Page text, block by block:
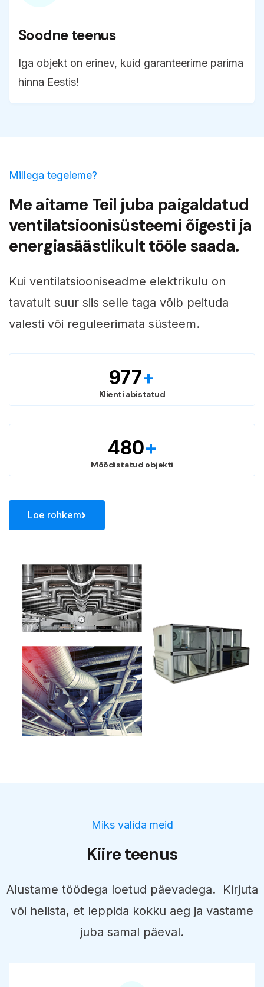
Soodne teenus
Iga objekt on erinev, kuid garanteerime parima
hinna Eestis!
Millega tegeleme?
Me aitame Teil juba paigaldatud
ventilatsioonisüsteemi õigesti ja
energiasäästlikult tööle saada.
Kui ventilatsiooniseadme elektrikulu on
tavatult suur siis selle taga võib peituda
valesti või reguleerimata süsteem.
1,000+
Klienti abistatud
500+
Mõõdistatud objekti
Loe rohkem
Miks valida meid
Kiire teenus
Alustame töödega loetud päevadega. Kirjuta
või helista, et leppida kokku aeg ja vastame
juba samal päeval.